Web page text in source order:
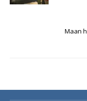
Maan